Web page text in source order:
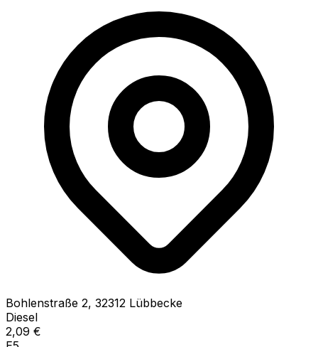
Bohlenstraße 2, 32312 Lübbecke
Diesel
2,09 €